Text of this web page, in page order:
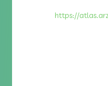
https://